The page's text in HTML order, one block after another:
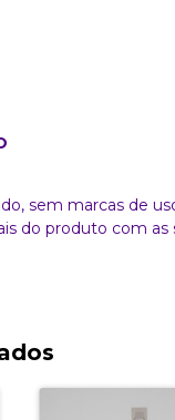
sem marcas de
do produto com as